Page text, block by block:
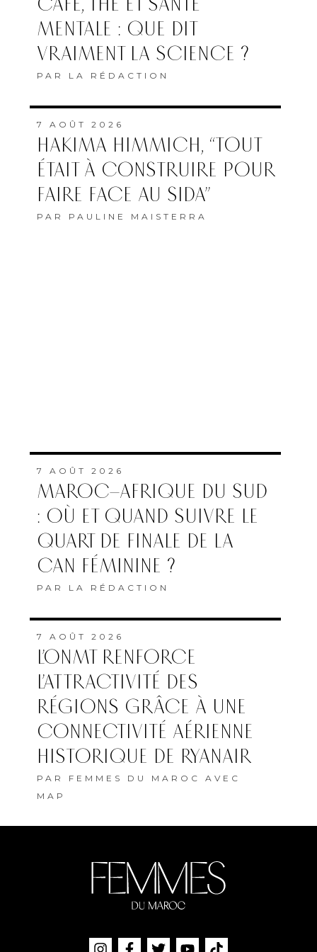
MENTALE : QUE DIT
VRAIMENT LA SCIENCE ?
PAR LA RÉDACTION
7 AOÛT 2026
HAKIMA HIMMICH, “TOUT
ÉTAIT À CONSTRUIRE POUR
FAIRE FACE AU SIDA”
PAR PAULINE MAISTERRA
7 AOÛT 2026
MAROC–AFRIQUE DU SUD
: OÙ ET QUAND SUIVRE LE
QUART DE FINALE DE LA
CAN FÉMININE ?
PAR LA RÉDACTION
7 AOÛT 2026
L’ONMT RENFORCE
L’ATTRACTIVITÉ DES
RÉGIONS GRÂCE À UNE
CONNECTIVITÉ AÉRIENNE
HISTORIQUE DE RYANAIR
PAR FEMMES DU MAROC AVEC
MAP